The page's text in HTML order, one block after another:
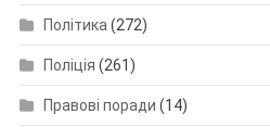
Політика (272)
Поліція (261)
Правові поради (14)